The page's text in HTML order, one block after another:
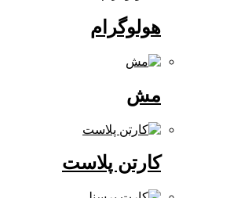
هولوگرام
کارتن پلاست